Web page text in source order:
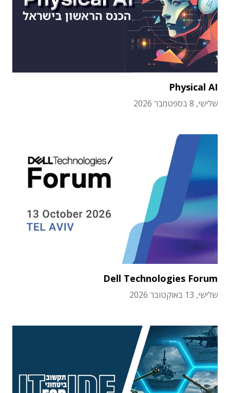
Physical AI
שלישי, 8 בספטמבר 2026
Dell Technologies Forum
שלישי, 13 באוקטובר 2026